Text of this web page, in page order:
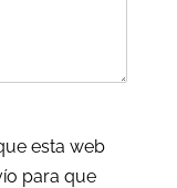
esta web
para que